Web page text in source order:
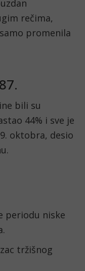
rečima,
promenila
bili su
44% i sve je
oktobra, desio
periodu niske
tržišnog